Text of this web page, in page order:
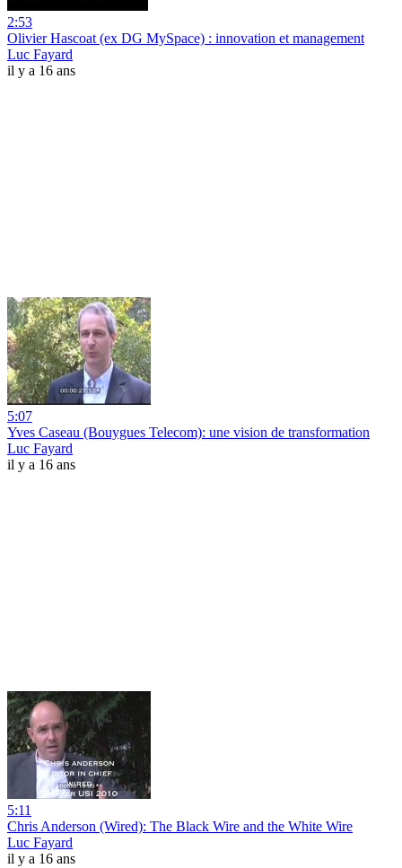
2:53
Olivier Hascoat (ex DG MySpace) : innovation et management
Luc Fayard
il y a 16 ans
5:07
Yves Caseau (Bouygues Telecom): une vision de transformation
Luc Fayard
il y a 16 ans
5:11
Chris Anderson (Wired): The Black Wire and the White Wire
Luc Fayard
il y a 16 ans